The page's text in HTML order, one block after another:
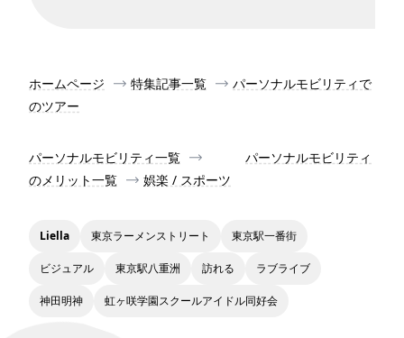
ホームページ 特集記事一覧
パーソナルモビリティで
のツアー
パーソナルモビリティ一覧
パーソナルモビリティ
のメリット一覧
娯楽 / スポーツ
Liella 東京ラーメンストリート 東京駅一番街
ビジュアル 東京駅八重洲 訪れる ラブライブ
神田明神 虹ヶ咲学園スクールアイドル同好会